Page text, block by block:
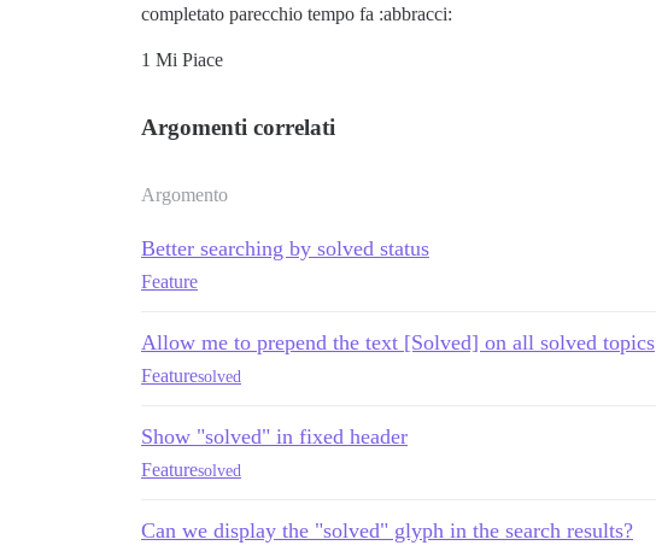
completato parecchio tempo fa :abbracci:
1 Mi Piace
Argomenti correlati
Argomento
Better searching by solved status
Feature
Allow me to prepend the text [Solved] on all solved topics
Featuresolved
Show "solved" in fixed header
Featuresolved
Can we display the "solved" glyph in the search results?